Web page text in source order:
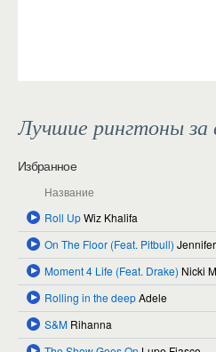
Лучшие рингтоны за
Избранное
Название
Roll UpWiz Khalifa
On The Floor (Feat. Pitbull)
Moment 4 Life (Feat. Drake) Nicki
Rolling in the deepAdele
S&M Rihanna